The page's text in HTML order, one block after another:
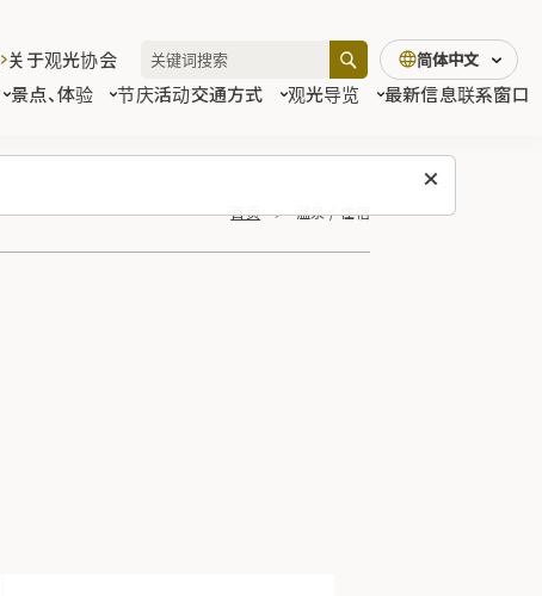
景点、体验 节庆活动交通方式 观光导览 最新信息联系窗口
关于观光协会 简体中文
首页 温泉 / 住宿